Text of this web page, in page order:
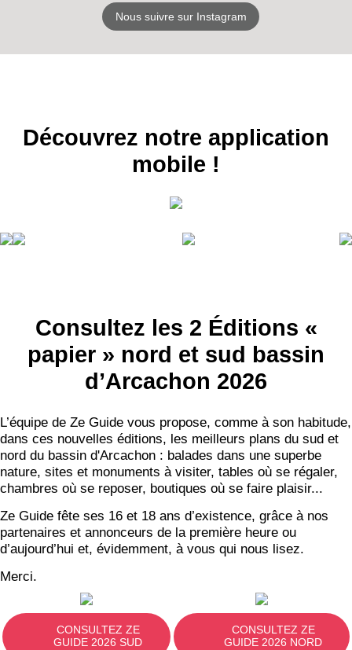
BONS PLANS
INSCRIPTION
NEWSLETTER
Nous suivre sur Instagram
Découvrez notre application
mobile !
Consultez les 2 Éditions «
papier » nord et sud bassin
d’Arcachon 2026
L’équipe de Ze Guide vous propose, comme à son habitude,
dans ces nouvelles éditions, les meilleurs plans du sud et
nord du bassin d'Arcachon : balades dans une superbe
nature, sites et monuments à visiter, tables où se régaler,
chambres où se reposer, boutiques où se faire plaisir...
Ze Guide fête ses 16 et 18 ans d’existence, grâce à nos
partenaires et annonceurs de la première heure ou
d’aujourd’hui et, évidemment, à vous qui nous lisez.
Merci.
CONSULTEZ ZE
GUIDE 2026 SUD
CONSULTEZ ZE
GUIDE 2026 NORD